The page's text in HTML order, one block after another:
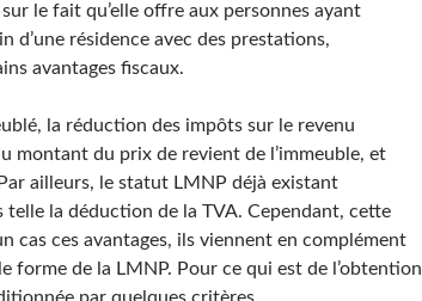
le fait qu’elle offre aux personnes ayant
d’une résidence avec des prestations,
avantages fiscaux.
la réduction des impôts sur le revenu
montant du prix de revient de l’immeuble, et
ailleurs, le statut LMNP déjà existant
telle la déduction de la TVA. Cependant, cette
cas ces avantages, ils viennent en complément
forme de la LMNP. Pour ce qui est de l’obtention